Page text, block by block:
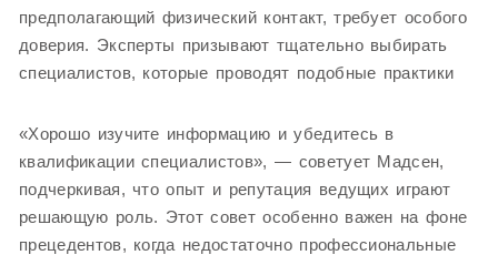
предполагающий физический контакт, требует особого
доверия. Эксперты призывают тщательно выбирать
специалистов, которые проводят подобные практики
«Хорошо изучите информацию и убедитесь в
квалификации специалистов», — советует Мадсен,
подчеркивая, что опыт и репутация ведущих играют
решающую роль. Этот совет особенно важен на фоне
прецедентов, когда недостаточно профессиональные